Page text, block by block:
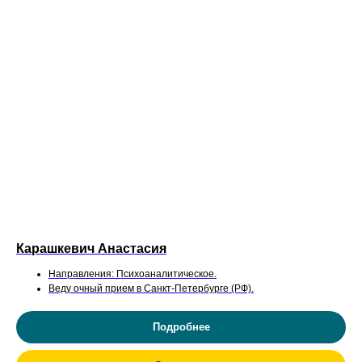
Карашкевич Анастасия
Направления: Психоаналитическое.
Веду очный прием в Санкт-Петербурге (РФ).
Подробнее